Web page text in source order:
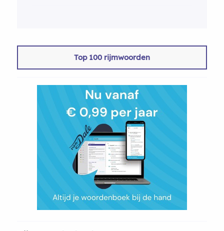
Top 100 rijmwoorden